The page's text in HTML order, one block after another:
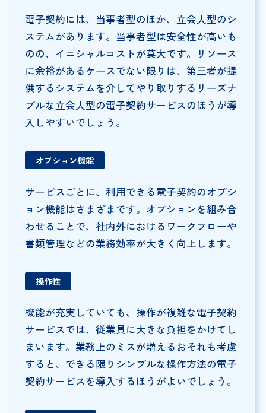
電子契約には、当事者型のほか、立会人型のシ
ステムがあります。当事者型は安全性が高いも
のの、イニシャルコストが莫大です。リソース
に余裕があるケースでない限りは、第三者が提
供するシステムを介してやり取りするリーズナ
ブルな立会人型の電子契約サービスのほうが導
入しやすいでしょう。
オプション機能
サービスごとに、利用できる電子契約のオプシ
ョン機能はさまざまです。オプションを組み合
わせることで、社内外におけるワークフローや
書類管理などの業務効率が大きく向上します。
操作性
機能が充実していても、操作が複雑な電子契約
サービスでは、従業員に大きな負担をかけてし
まいます。業務上のミスが増えるおそれも考慮
すると、できる限りシンプルな操作方法の電子
契約サービスを導入するほうがよいでしょう。